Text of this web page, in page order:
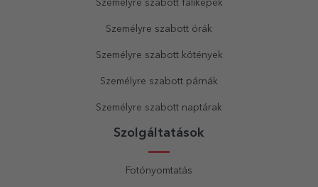
Személyre szabott faliképek
Személyre szabott órák
Személyre szabott kötények
Személyre szabott párnák
Személyre szabott naptárak
Szolgáltatások
Fotónyomtatás